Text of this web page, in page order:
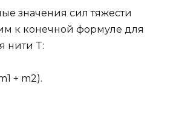
значения сил тяжести
к конечной формуле для
нити T:
+ m2).